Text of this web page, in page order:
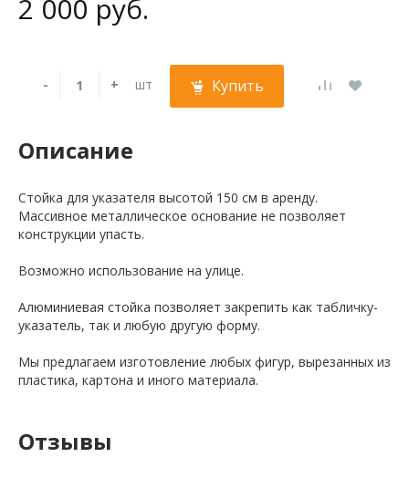
2 000 руб.
- + шт Купить
Описание
Стойка для указателя высотой 150 см в аренду.
Массивное металлическое основание не позволяет
конструкции упасть.
Возможно использование на улице.
Алюминиевая стойка позволяет закрепить как табличку-
указатель, так и любую другую форму.
Мы предлагаем изготовление любых фигур, вырезанных из
пластика, картона и иного материала.
Отзывы